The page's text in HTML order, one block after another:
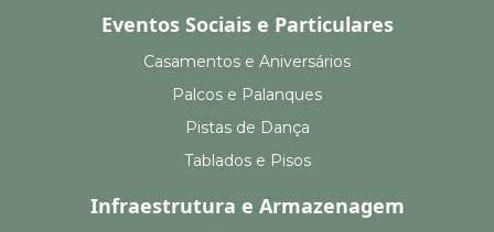
Eventos Sociais e Particulares
Casamentos e Aniversários
Palcos e Palanques
Pistas de Dança
Tablados e Pisos
Infraestrutura e Armazenagem